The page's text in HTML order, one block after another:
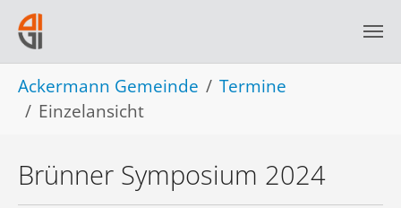
Skip to main navigation
Skip to main content
Skip to page footer
You are here:
Ackermann Gemeinde
Termine
Einzelansicht
Brünner Symposium 2024